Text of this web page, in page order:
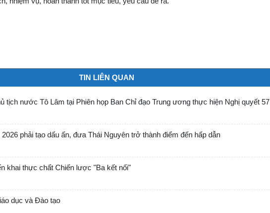
TIN LIÊN QUAN
tịch nước Tô Lâm tại Phiên họp Ban Chỉ đạo Trung ương thực hiện Nghị quyết 57
phải tạo dấu ấn, đưa Thái Nguyên trở thành điểm đến hấp dẫn
khai thực chất Chiến lược "Ba kết nối"
dục và Đào tạo